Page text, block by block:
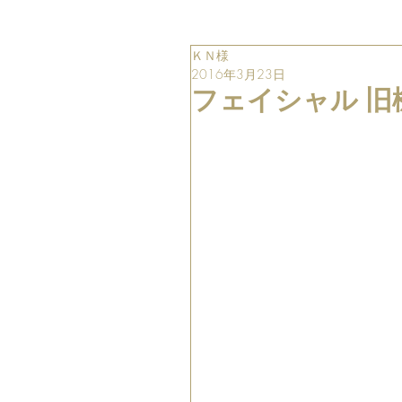
フェイシャル 旧
ＫＮ様
2016年3月23日